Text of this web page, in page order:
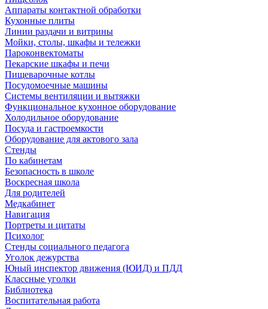
Аппараты контактной обработки
Кухонные плиты
Линии раздачи и витрины
Мойки, столы, шкафы и тележки
Пароконвектоматы
Пекарские шкафы и печи
Пищеварочные котлы
Посудомоечные машины
Системы вентиляции и вытяжки
Функциональное кухонное оборудование
Холодильное оборудование
Посуда и гастроемкости
Оборудование для актового зала
Стенды
По кабинетам
Безопасность в школе
Воскресная школа
Для родителей
Медкабинет
Навигация
Портреты и цитаты
Психолог
Стенды социального педагога
Уголок дежурства
Юный инспектор движения (ЮИД) и ПДД
Классные уголки
Библиотека
Воспитательная работа